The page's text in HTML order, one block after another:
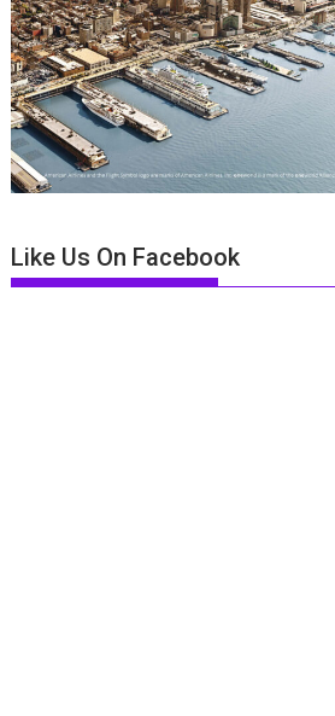
Like Us On Facebook